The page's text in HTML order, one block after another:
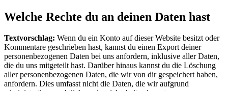
Welche Rechte du an deinen Daten hast
Textvorschlag: Wenn du ein Konto auf dieser Website besitzt oder
Kommentare geschrieben hast, kannst du einen Export deiner
personenbezogenen Daten bei uns anfordern, inklusive aller Daten,
die du uns mitgeteilt hast. Darüber hinaus kannst du die Löschung
aller personenbezogenen Daten, die wir von dir gespeichert haben,
anfordern. Dies umfasst nicht die Daten, die wir aufgrund